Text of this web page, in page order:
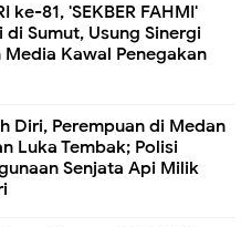
ke-81, 'SEKBER FAHMI'
di Sumut, Usung Sinergi
Kawal Penegakan
Diri, Perempuan di Medan
Luka Tembak; Polisi
Senjata Api Milik